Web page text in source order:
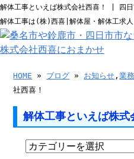
解体工事といえば株式会社西喜！ | 四日
解体工事は(株)西喜|解体屋・解体工求人
HOME » ブログ » お知らせ ,業
社西喜！
解体工事といえば株式